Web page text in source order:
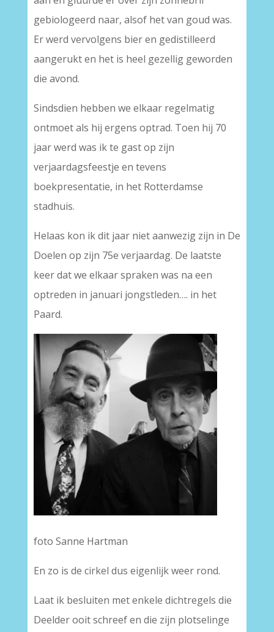
gebiologeerd naar, alsof het van goud was.
Er werd vervolgens bier en gedistilleerd
aangerukt en het is heel gezellig geworden
die avond.
Sindsdien hebben we elkaar regelmatig
ontmoet als hij ergens optrad. Toen hij 70
jaar werd was ik te gast op zijn
verjaardagsfeestje en tevens
boekpresentatie, in het Rotterdamse
stadhuis.
Helaas kon ik dit jaar niet aanwezig zijn in De
Doelen op zijn 75e verjaardag. De laatste
keer dat we elkaar spraken was na een
optreden in januari jongstleden…. in het
Paard.
foto Sanne Hartman
En zo is de cirkel dus eigenlijk weer rond.
Laat ik besluiten met enkele dichtregels die
Deelder ooit schreef en die zijn plotselinge